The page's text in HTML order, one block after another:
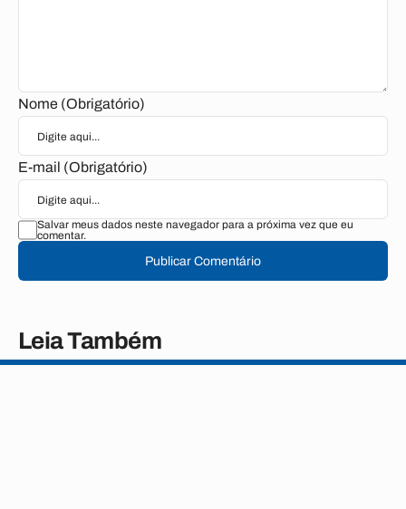
Nome (Obrigatório)
E-mail (Obrigatório)
Salvar meus dados neste navegador para a próxima vez que eu
comentar.
Publicar Comentário
Leia Também